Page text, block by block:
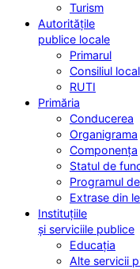
Turism
Autoritățile
publice locale
Primarul
Consiliul local
RUTI
Primăria
Conducerea
Organigrama
Componența
Statul de
Programul
Extrase din
Instituțiile
și serviciile publice
Educația
Alte servicii